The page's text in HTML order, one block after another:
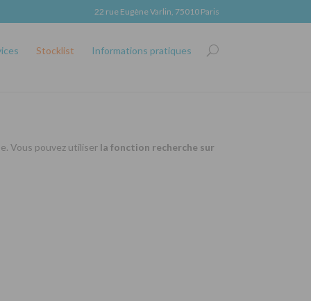
22 rue Eugène Varlin, 75010 Paris
Stocklist Informations pratiques
Vous pouvez utiliser la fonction recherche sur